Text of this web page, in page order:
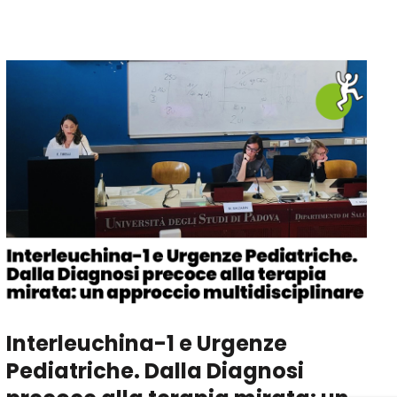
Interleuchina-1 e Urgenze
Pediatriche. Dalla Diagnosi